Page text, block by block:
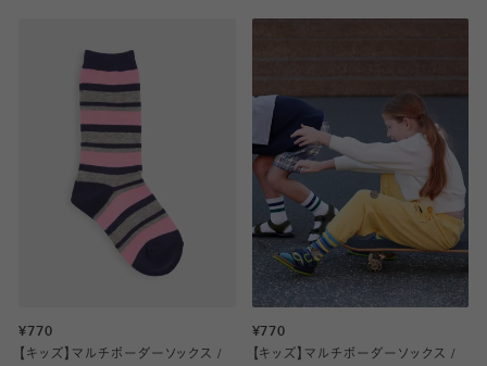
¥770
【キッズ】マルチボーダーソックス /
¥770
【キッズ】マルチボーダーソックス /